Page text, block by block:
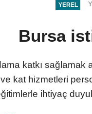
YEREL
Bursa
katkı
kat hizmetleri
ihtiyaç